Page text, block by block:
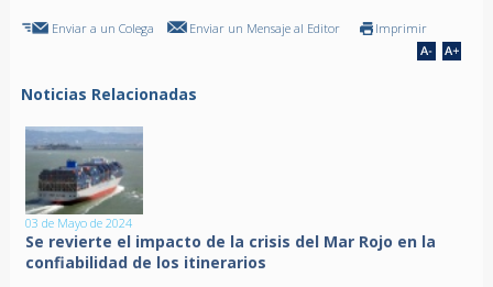
Enviar a un Colega Enviar un Mensaje al Editor Imprimir
Noticias Relacionadas
03 de Mayo de 2024
Se revierte el impacto de la crisis del Mar Rojo en la
confiabilidad de los itinerarios